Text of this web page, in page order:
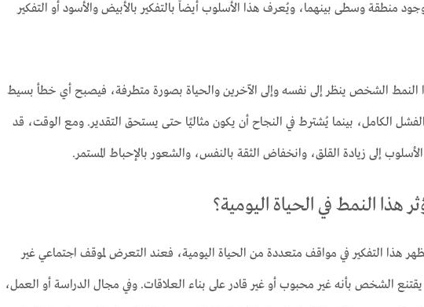
منطقة وسطى بينهما، ويُعرف هذا الأسلوب أيضاً بالتفكير بالأبيض والأسود أو التفكير
الشخص ينظر إلى نفسه وإلى الآخرين والحياة بصورة متطرفة، فيصبح أي خطأ بسيط
الكامل، بينما يُشترط في النجاح أن يكون مثاليًا حتى يستحق التقدير. ومع الوقت، قد
إلى زيادة القلق، وانخفاض الثقة بالنفس، والشعور بالإحباط المستمر.
هذا النمط في الحياة اليومية؟
هذا التفكير في مواقف متعددة من الحياة اليومية، فعند التعرض لموقف اجتماعي غير
الشخص بأنه غير محبوب أو غير قادر على بناء العلاقات. وفي مجال الدراسة أو العمل،